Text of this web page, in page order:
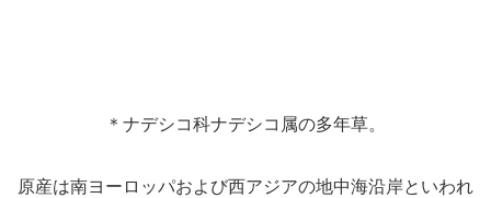
＊ナデシコ科ナデシコ属の多年草。
原産は南ヨーロッパおよび西アジアの地中海沿岸といわれ